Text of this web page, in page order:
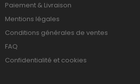
Paiement & Livraison
Mentions légales
Conditions générales de ventes
FAQ
Confidentialité et cookies